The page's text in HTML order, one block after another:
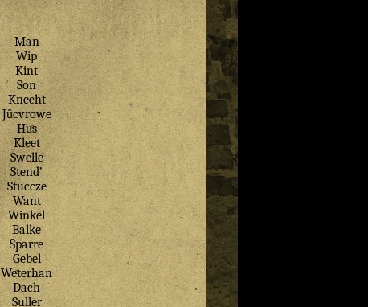
Man
Wip
Kint
Son
Knecht
Jȗcvrowe
Huͤs
Kleet
Swelle
Stend’
Stuccze
Want
Winkel
Balke
Sparre
Gebel
Weͤterhan
Dach
Suller